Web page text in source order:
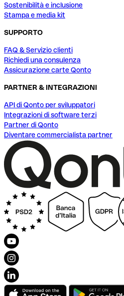
Sostenibilità e inclusione
Stampa e media kit
SUPPORTO
FAQ & Servizio clienti
Richiedi una consulenza
Assicurazione carte Qonto
PARTNER & INTEGRAZIONI
API di Qonto per sviluppatori
Integrazioni di software terzi
Partner di Qonto
Diventare commercialista partner